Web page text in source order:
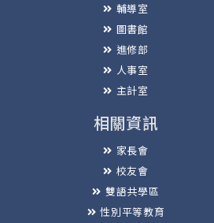
輔導室
圖書館
進修部
人事室
主計室
相關資訊
家長會
校友會
雙語共學區
性別平等教育